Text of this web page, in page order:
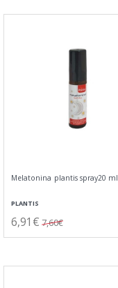
Melatonina plantis spray20 ml
PLANTIS
6,91€ 7,60€